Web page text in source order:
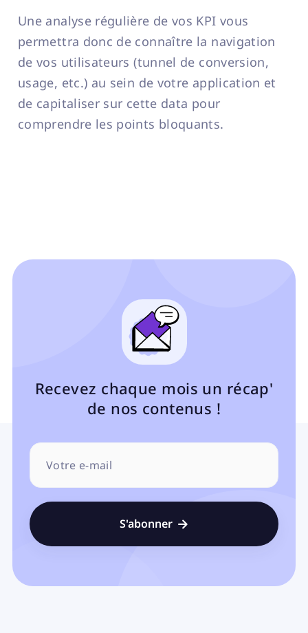
Une analyse régulière de vos KPI vous
permettra donc de connaître la navigation
de vos utilisateurs (tunnel de conversion,
usage, etc.) au sein de votre application et
de capitaliser sur cette data pour
comprendre les points bloquants.
Recevez chaque mois un récap'
de nos contenus !
